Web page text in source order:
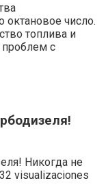
октановое число.
топлива и
с
Никогда не
visualizaciones